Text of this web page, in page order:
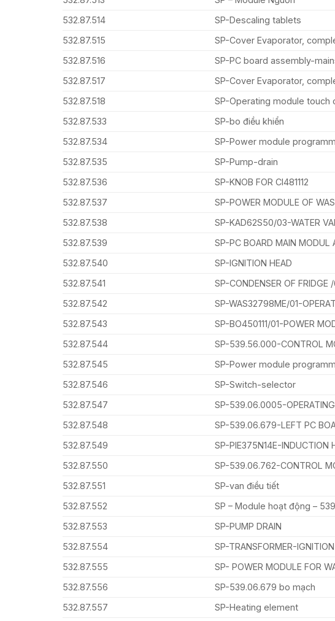
532.87.514
SP-Descaling tablets
532.87.515
SP-Cover Evaporator,
532.87.516
SP-PC board assembly-
532.87.517
SP-Cover Evaporator,
532.87.518
SP-Operating module touch
532.87.533
SP-bo điều khiển
532.87.534
SP-Power module
532.87.535
SP-Pump-drain
532.87.536
SP-KNOB FOR CI481112
532.87.537
SP-POWER MODULE OF
532.87.538
SP-KAD62S50/03-WATER
532.87.539
SP-PC BOARD MAIN MODUL
532.87.540
SP-IGNITION HEAD
532.87.541
SP-CONDENSER OF FRIDGE
532.87.542
SP-WAS32798ME/01-
532.87.543
SP-BO450111/01-POWER
532.87.544
SP-539.56.000-CONTROL
532.87.545
SP-Power module
532.87.546
SP-Switch-selector
532.87.547
SP-539.06.0005-
532.87.548
SP-539.06.679-LEFT PC
532.87.549
SP-PIE375N14E-INDUCTION
532.87.550
SP-539.06.762-CONTROL
532.87.551
SP-van điều tiết
532.87.552
SP – Module hoạt động –
532.87.553
SP-PUMP DRAIN
532.87.554
SP-TRANSFORMER-IGNITION
532.87.555
SP- POWER MODULE FOR
532.87.556
SP-539.06.679 bo mạch
532.87.557
SP-Heating element